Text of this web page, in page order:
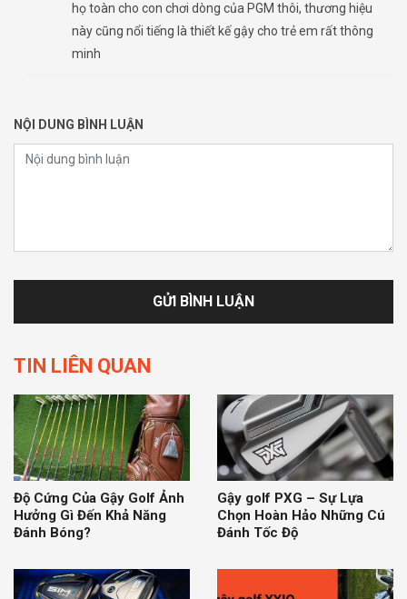
họ toàn cho con chơi dòng của PGM thôi, thương hiệu
này cũng nổi tiếng là thiết kế gậy cho trẻ em rất thông
minh
NỘI DUNG BÌNH LUẬN
TIN LIÊN QUAN
Độ Cứng Của Gậy Golf Ảnh
Hưởng Gì Đến Khả Năng
Đánh Bóng?
Gậy golf PXG – Sự Lựa
Chọn Hoàn Hảo Những Cú
Đánh Tốc Độ